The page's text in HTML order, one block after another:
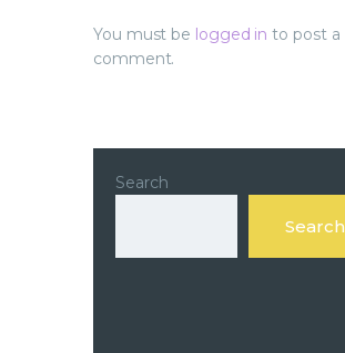
You must be logged in to post a
comment.
Search
Search